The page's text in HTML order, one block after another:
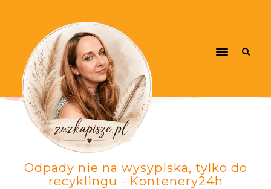
Odpady nie na wysypiska, tylko do
recyklingu - Kontenery24h